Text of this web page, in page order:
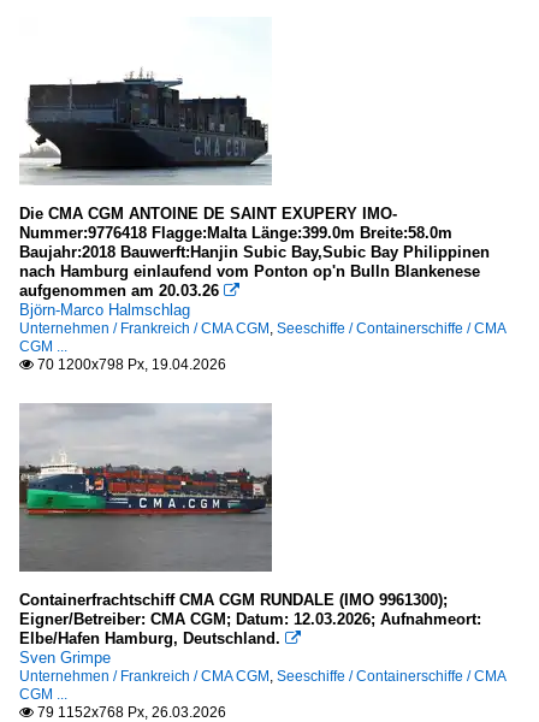
Die CMA CGM ANTOINE DE SAINT EXUPERY IMO-
Nummer:9776418 Flagge:Malta Länge:399.0m Breite:58.0m
Baujahr:2018 Bauwerft:Hanjin Subic Bay,Subic Bay Philippinen
nach Hamburg einlaufend vom Ponton op'n Bulln Blankenese
aufgenommen am 20.03.26 
Björn-Marco Halmschlag
Unternehmen / Frankreich / CMA CGM , Seeschiffe / Containerschiffe / CMA
CGM ...
 70 1200x798 Px, 19.04.2026
Containerfrachtschiff CMA CGM RUNDALE (IMO 9961300);
Eigner/Betreiber: CMA CGM; Datum: 12.03.2026; Aufnahmeort:
Elbe/Hafen Hamburg, Deutschland. 
Sven Grimpe
Unternehmen / Frankreich / CMA CGM , Seeschiffe / Containerschiffe / CMA
CGM ...
 79 1152x768 Px, 26.03.2026